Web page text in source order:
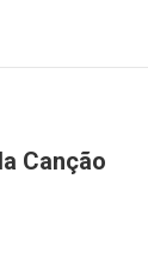
Canção